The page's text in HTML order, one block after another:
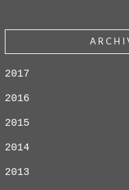
2017
2016
2015
2014
2013